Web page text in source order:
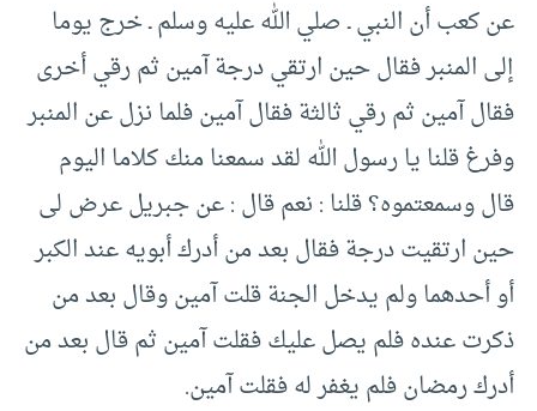
عن كعب أن النبي ـ صلي الله عليه وسلم ـ خرج يوما
إلى المنبر فقال حين ارتقي درجة آمين ثم رقي أخرى
فقال آمين ثم رقي ثالثة فقال آمين فلما نزل عن المنبر
وفرغ قلنا يا رسول الله لقد سمعنا منك كلاما اليوم
قال وسمعتموه؟ قلنا : نعم قال : عن جبريل عرض لى
حين ارتقيت درجة فقال بعد من أدرك أبويه عند الكبر
أو أحدهما ولم يدخل الجنة قلت آمين وقال بعد من
ذكرت عنده فلم يصل عليك فقلت آمين ثم قال بعد من
أدرك رمضان فلم يغفر له فقلت آمين.